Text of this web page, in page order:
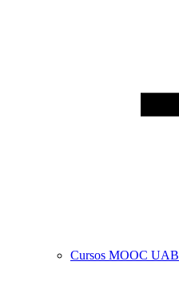
Cursos MOOC UAB